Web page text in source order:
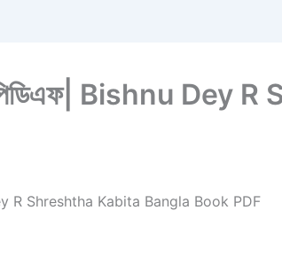
বই পিডিএফ| Bishnu